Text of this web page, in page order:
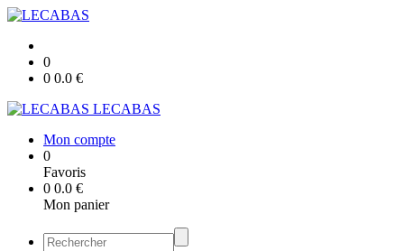
0
0 0.0 €
LECABAS
Mon compte
0
Favoris
0 0.0 €
Mon panier